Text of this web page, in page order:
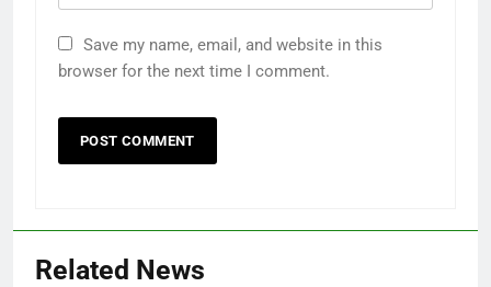
Save my name, email, and website in this
browser for the next time I comment.
Related News